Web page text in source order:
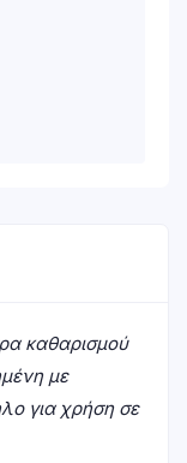
καθαρισμού
με
για χρήση σε